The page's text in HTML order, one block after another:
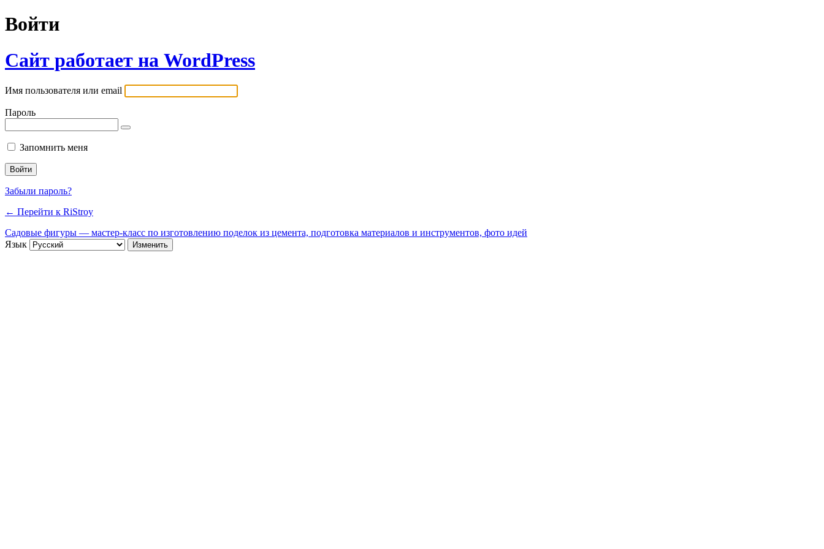
Войти
Сайт работает на WordPress
Имя пользователя или email
Пароль
Запомнить меня
Забыли пароль?
← Перейти к RiStroy
Садовые фигуры — мастер-класс по изготовлению поделок из цемента, подготовка материалов и инструментов, фото идей
Язык